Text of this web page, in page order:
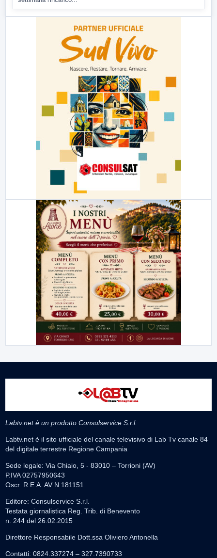
Labtv.net è un prodotto Consulservice S.r.l.
Labtv.net è il sito ufficiale del canale televisivo di Lab Tv canale 84
del digitale terrestre Regione Campania
Sede legale: Via Chiaio, 5 - 83010 – Torrioni (AV)
P.IVA 02757950643
Oscr. R.E.A. AV N.181151
Editore: Consulservice S.r.l.
Testata giornalistica Reg. Trib. di Benevento
n. 244 del 26.02.2015
Direttore Responsabile Dott.ssa Oliviero Antonella
Contatti: 0824.337274 – 327.7390733